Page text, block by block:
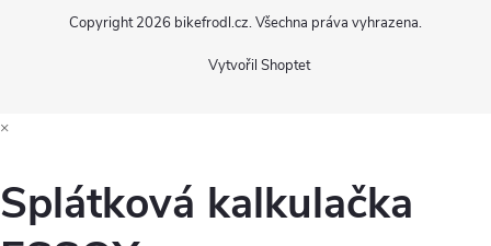
Vytvořil Shoptet
Copyright 2026 bikefrodl.cz. Všechna práva vyhrazena.
×
Splátková kalkulačka